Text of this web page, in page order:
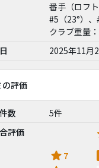
番手（ロフ
#5（23°）、
クラブ重量
2025年11月
の評価
数
5件
評価
star 7